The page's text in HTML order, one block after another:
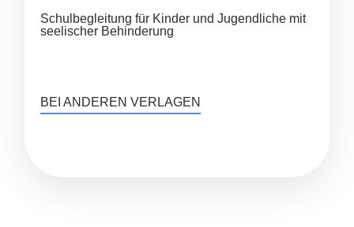
Schulbegleitung für Kinder und Jugendliche mit
seelischer Behinderung
BEI ANDEREN VERLAGEN